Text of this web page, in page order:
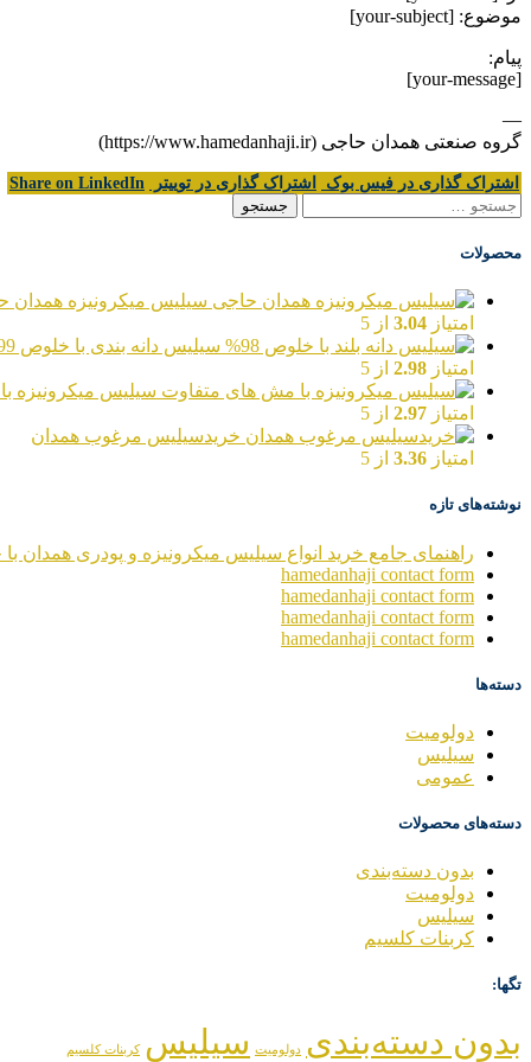
موضوع: [your-subject]
پیام:
[your-message]
—
گروه صنعتی همدان حاجی (https://www.hamedanhaji.ir)
اشتراک گذاری در فیس بوک اشتراک گذاری در توییتر Share on LinkedIn
جستجو
محصولات
سیلیس میکرونیزه همدان
امتیاز 3.04 از 5
سیلیس دانه بندی با خلوص 99%
امتیاز 2.98 از 5
سیلیس میکرونیزه
امتیاز 2.97 از 5
خریدسیلیس مرغوب همدان
امتیاز 3.36 از 5
نوشته‌های تازه
راهنمای جامع خرید انواع سیلیس میکرونیزه و پودری همدان با
hamedanhaji contact form
hamedanhaji contact form
hamedanhaji contact form
hamedanhaji contact form
دسته‌ها
دولومیت
سیلیس
عمومی
دسته‌های محصولات
بدون دسته‌بندی
دولومیت
سیلیس
کربنات کلسیم
تگها:
بدون دسته‌بندی دولومیت سیلیس کربنات کلسیم